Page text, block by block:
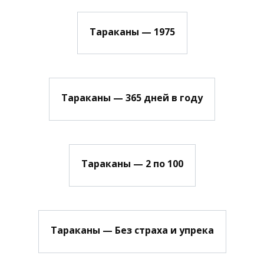
Тараканы — 1975
Тараканы — 365 дней в году
Тараканы — 2 по 100
Тараканы — Без страха и упрека